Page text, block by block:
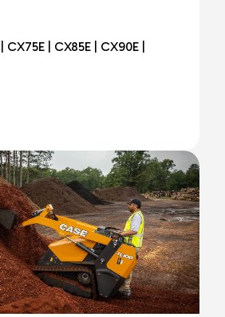
CX75E | CX85E | CX90E |